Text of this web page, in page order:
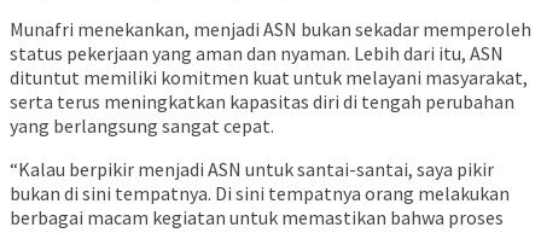
Munafri menekankan, menjadi ASN bukan sekadar memperoleh
status pekerjaan yang aman dan nyaman. Lebih dari itu, ASN
dituntut memiliki komitmen kuat untuk melayani masyarakat,
serta terus meningkatkan kapasitas diri di tengah perubahan
yang berlangsung sangat cepat.
“Kalau berpikir menjadi ASN untuk santai-santai, saya pikir
bukan di sini tempatnya. Di sini tempatnya orang melakukan
berbagai macam kegiatan untuk memastikan bahwa proses